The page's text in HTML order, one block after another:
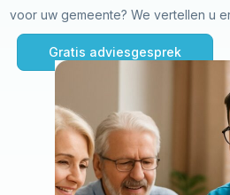
voor uw gemeente? We vertellen u
Gratis adviesgesprek